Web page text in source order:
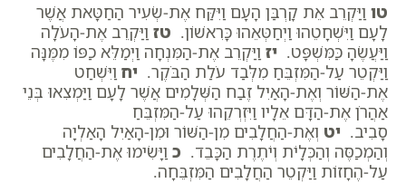
טו וַיַּקְרֵב אֵת קָרְבַּן הָעָם וַיִּקַּח אֶת-שְׂעִיר הַחַטָּאת אֲשֶׁר
לָעָם וַיִּשְׁחָטֵהוּ וַיְחַטְּאֵהוּ כָּרִאשׁוֹן. טז וַיַּקְרֵב אֶת-הָעֹלָה
וַיַּעֲשֶׂהָ כַּמִּשְׁפָּט. יז וַיַּקְרֵב אֶת-הַמִּנְחָה וַיְמַלֵּא כַפּוֹ מִמֶּנָּה
וַיַּקְטֵר עַל-הַמִּזְבֵּחַ מִלְּבַד עֹלַת הַבֹּקֶר. יח וַיִּשְׁחַט
אֶת-הַשּׁוֹר וְאֶת-הָאַיִל זֶבַח הַשְּׁלָמִים אֲשֶׁר לָעָם וַיַּמְצִאוּ בְּנֵי
אַהֲרֹן אֶת-הַדָּם אֵלָיו וַיִּזְרְקֵהוּ עַל-הַמִּזְבֵּחַ
סָבִיב. יט וְאֶת-הַחֲלָבִים מִן-הַשּׁוֹר וּמִן-הָאַיִל הָאַלְיָה
וְהַמְכַסֶּה וְהַכְּלָיֹת וְיֹתֶרֶת הַכָּבֵד. כ וַיָּשִׂימוּ אֶת-הַחֲלָבִים
עַל-הֶחָזוֹת וַיַּקְטֵר הַחֲלָבִים הַמִּזְבֵּחָה.